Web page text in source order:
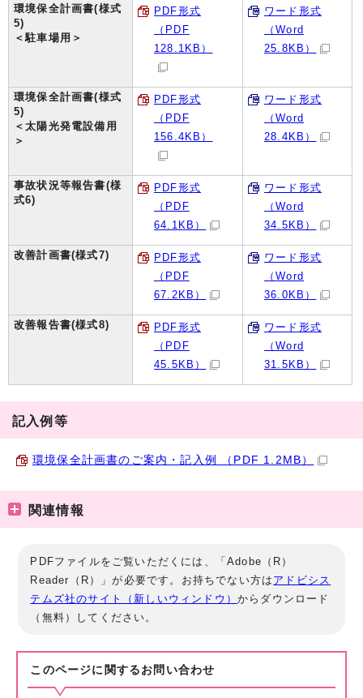
環境保全計画書(様式
5)
＜駐車場用＞
PDF形式
（PDF
128.1KB）
ワード形式
（Word
25.8KB）
環境保全計画書(様式
5)
＜太陽光発電設備用
＞
PDF形式
（PDF
156.4KB）
ワード形式
（Word
28.4KB）
事故状況等報告書(様
式6)
PDF形式
（PDF
64.1KB）
ワード形式
（Word
34.5KB）
改善計画書(様式7)
PDF形式
（PDF
67.2KB）
ワード形式
（Word
36.0KB）
改善報告書(様式8)
PDF形式
（PDF
45.5KB）
ワード形式
（Word
31.5KB）
記入例等
環境保全計画書のご案内・記入例 （PDF 1.2MB）
関連情報
PDFファイルをご覧いただくには、「Adobe（R）
Reader（R）」が必要です。お持ちでない方は アドビシス
テムズ社のサイト（新しいウィンドウ）からダウンロード
（無料）してください。
このページに関する お問い合わせ